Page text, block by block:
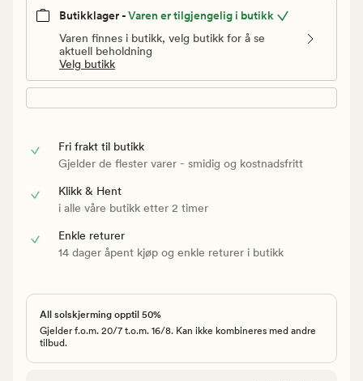
Butikklager -Varen er tilgjengelig i butikk
Varen finnes i butikk, velg butikk for å se
aktuell beholdning
Velg butikk
Fri frakt til butikk
Gjelder de flester varer - smidig og kostnadsfritt
Klikk & Hent
i alle våre butikk etter 2 timer
Enkle returer
14 dager åpent kjøp og enkle returer i butikk
All solskjerming opptil 50%
Gjelder f.o.m. 20/7 t.o.m. 16/8. Kan ikke kombineres med andre
tilbud.